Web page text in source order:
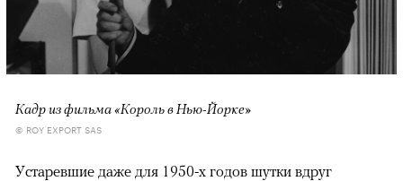
Кадр из фильма «Король в Нью-Йорке»
© ROY EXPORT SAS
Устаревшие даже для 1950-х годов шутки вдруг